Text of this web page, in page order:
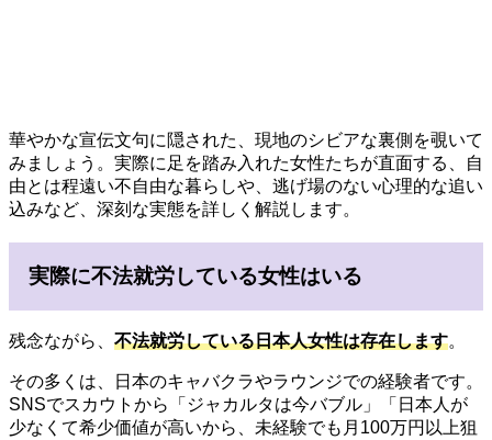
華やかな宣伝文句に隠された、現地のシビアな裏側を覗いて
みましょう。実際に足を踏み入れた女性たちが直面する、自
由とは程遠い不自由な暮らしや、逃げ場のない心理的な追い
込みなど、深刻な実態を詳しく解説します。
実際に不法就労している女性はいる
残念ながら、 不法就労している日本人女性は存在します。
その多くは、日本のキャバクラやラウンジでの経験者です。
SNSでスカウトから「ジャカルタは今バブル」「日本人が
少なくて希少価値が高いから、未経験でも月100万円以上狙